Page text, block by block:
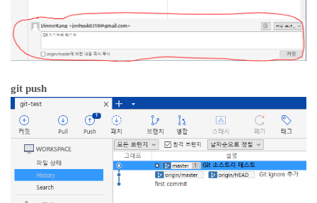
git push